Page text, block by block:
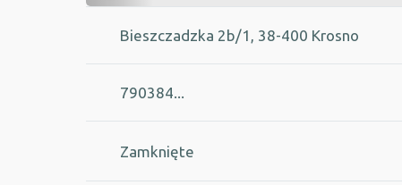
Bieszczadzka 2b/1, 38-400 Krosno
790384...
Zamknięte